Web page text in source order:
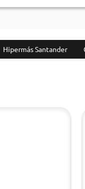
Hipermás Santander